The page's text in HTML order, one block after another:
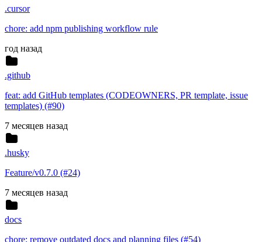
.cursor
chore: add npm publishing workflow rule
год назад
.github
feat: add GitHub templates (CODEOWNERS, PR template, issue
templates) (#90)
7 месяцев назад
.husky
Feature/v0.7.0 (#24)
7 месяцев назад
docs
chore: remove outdated docs and planning files (#54)